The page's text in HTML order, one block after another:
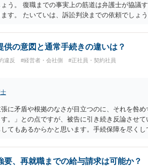
う。 復職までの事実上の筋道は弁護士が協議
す。 たいていは、訴訟判決までの依頼でしょ
供の意図と通常手続きの違いは？
違反 #経営者・会社側 #正社員・契約社員
張に矛盾や根拠のなさが目立つのに、それを咎
。」との点ですが、被告に引き続き反論させ
てもあるからかと思います。手続保障を尽く
要、再就職までの給与請求は可能か？